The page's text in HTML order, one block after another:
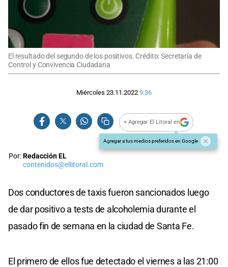
El resultado del segundo de los positivos. Crédito: Secretaría de
Control y Convivencia Ciudadana
Miércoles 23.11.2022 9:36
+ Agregar El Litoral en
Agregar a tus medios preferidos en Google
Por:Redacción EL
contenidos@ellitoral.com
Dos conductores de taxis fueron sancionados luego
de dar positivo a tests de alcoholemia durante el
pasado fin de semana en la ciudad de Santa Fe.
El primero de ellos fue detectado el viernes a las 21:00